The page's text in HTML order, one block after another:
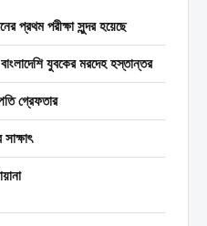
বদলি করা হয়। প্রজ্ঞাপনে সই
তৌসিফ...
প্রথম পরীক্ষা সুন্দর হয়েছে
যুবকের মরদেহ হস্তান্তর
গ্রেফতার
সাক্ষাৎ